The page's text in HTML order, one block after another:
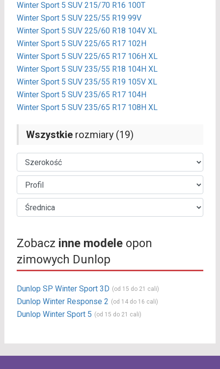
Winter Sport 5 SUV 215/70 R16 100T
Winter Sport 5 SUV 225/55 R19 99V
Winter Sport 5 SUV 225/60 R18 104V XL
Winter Sport 5 SUV 225/65 R17 102H
Winter Sport 5 SUV 225/65 R17 106H XL
Winter Sport 5 SUV 235/55 R18 104H XL
Winter Sport 5 SUV 235/55 R19 105V XL
Winter Sport 5 SUV 235/65 R17 104H
Winter Sport 5 SUV 235/65 R17 108H XL
Wszystkierozmiary (19)
Zobacz inne modeleopon
zimowych Dunlop
Dunlop SP Winter Sport 3D (od 15 do 21 cali)
Dunlop Winter Response 2 (od 14 do 16 cali)
Dunlop Winter Sport 5 (od 15 do 21 cali)